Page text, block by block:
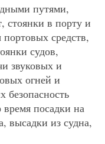
путями,
стоянки в порту и
средств,
судов,
звуковых и
огней и
безопасность
посадки на
высадки из судна,